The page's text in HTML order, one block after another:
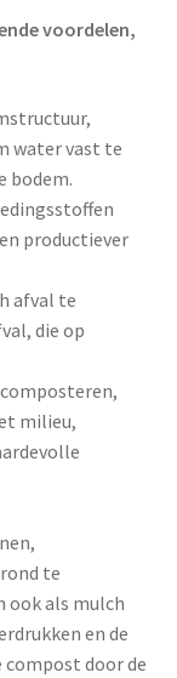
voordelen,
water vast te
bodem.
productiever
afval te
die op
milieu,
te
ook als mulch
en de
compost door de